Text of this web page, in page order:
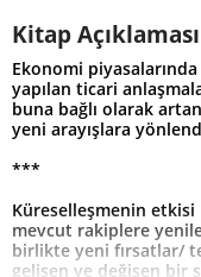
Kitap Açıklaması
Ekonomi
yapılan ticari
buna bağlı olarak
yeni arayışlara
***
Küreselleşmenin
mevcut rakiplere
birlikte yeni fırsatlar/
gelişen ve değişen bir